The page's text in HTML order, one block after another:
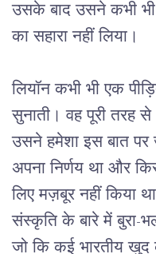
उसके बाद उसने कभी भी
का सहारा नहीं लिया।
लियॉन कभी भी एक
सुनाती। वह पूरी तरह से
उसने हमेशा इस बात पर
अपना निर्णय था और
लिए मज़बूर नहीं किया
संस्कृति के बारे में बुरा-
जो कि कई भारतीय खुद